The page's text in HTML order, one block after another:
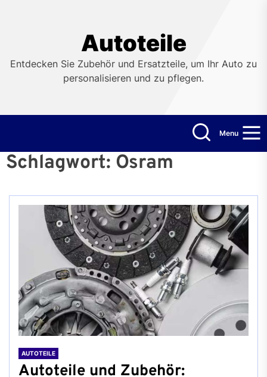
Autoteile
Entdecken Sie Zubehör und Ersatzteile, um Ihr Auto zu
personalisieren und zu pflegen.
Menu
Schlagwort: Osram
AUTOTEILE
Autoteile und Zubehör: